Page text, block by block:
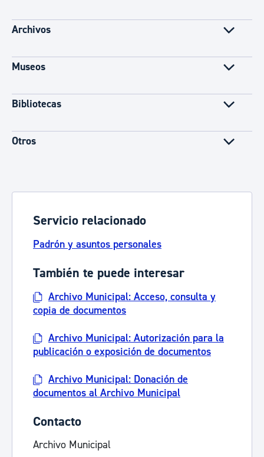
Archivos
Museos
Bibliotecas
Otros
Servicio relacionado
Padrón y asuntos personales
También te puede interesar
Archivo Municipal: Acceso, consulta y
copia de documentos
Archivo Municipal: Autorización para la
publicación o exposición de documentos
Archivo Municipal: Donación de
documentos al Archivo Municipal
Contacto
Archivo Municipal